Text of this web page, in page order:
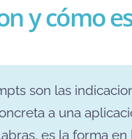
y cómo
son las
a una
es la forma